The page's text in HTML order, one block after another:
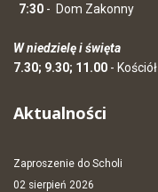
7:30 - Dom Zakonny
W niedzielę i święta
7.30; 9.30; 11.00 - Kościół
Aktualności
Zaproszenie do Scholi
02 sierpień 2026